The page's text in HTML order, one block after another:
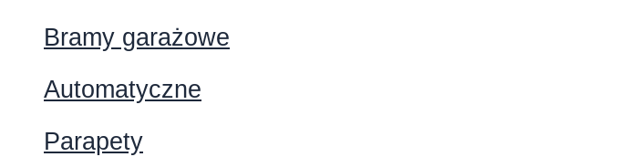
Bramy garażowe
Automatyczne
Parapety